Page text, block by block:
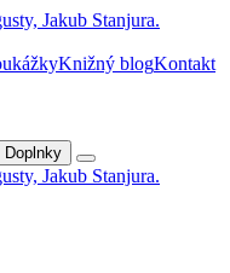
Knižný blogKontakt
Doplnky